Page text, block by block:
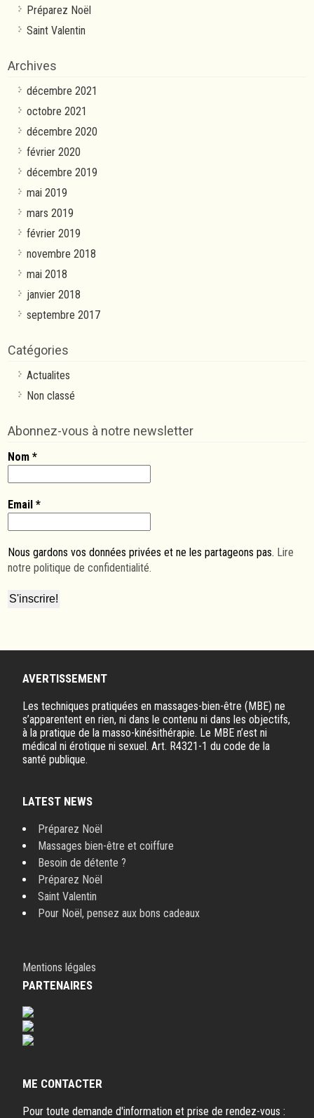
Préparez Noël
Saint Valentin
Archives
décembre 2021
octobre 2021
décembre 2020
février 2020
décembre 2019
mai 2019
mars 2019
février 2019
novembre 2018
mai 2018
janvier 2018
septembre 2017
Catégories
Actualites
Non classé
Abonnez-vous à notre newsletter
Nom*
Email*
Nous gardons vos données privées et ne les partageons pas. Lire
notre politique de confidentialité.
AVERTISSEMENT
Les techniques pratiquées en massages-bien-être (MBE) ne
s’apparentent en rien, ni dans le contenu ni dans les objectifs,
à la pratique de la masso-kinésithérapie. Le MBE n’est ni
médical ni érotique ni sexuel. Art. R4321-1 du code de la
santé publique.
LATEST NEWS
Préparez Noël
Massages bien-être et coiffure
Besoin de détente ?
Préparez Noël
Saint Valentin
Pour Noël, pensez aux bons cadeaux
Mentions légales
PARTENAIRES
ME CONTACTER
Pour toute demande d'information et prise de rendez-vous :